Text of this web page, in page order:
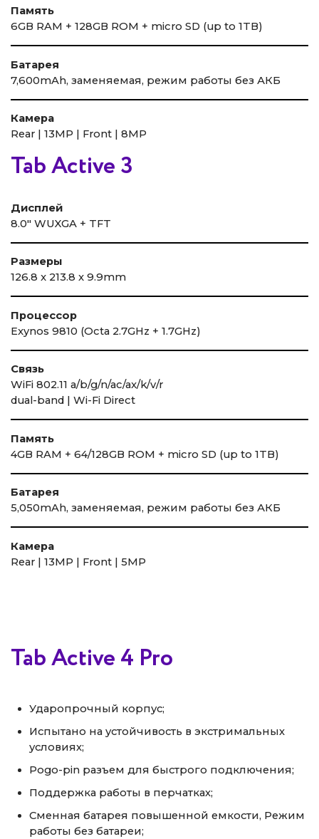
Память
6GB RAM + 128GB ROM + micro SD (up to 1TB)
Батарея
7,600mAh, заменяемая, режим работы без АКБ
Камера
Rear | 13MP | Front | 8MP
Tab Active 3
Дисплей
8.0″ WUXGA + TFT
Размеры
126.8 x 213.8 x 9.9mm
Процессор
Exynos 9810 (Octa 2.7GHz + 1.7GHz)
Связь
WiFi 802.11 a/b/g/n/ac/ax/k/v/r
dual-band | Wi-Fi Direct
Память
4GB RAM + 64/128GB ROM + micro SD (up to 1TB)
Батарея
5,050mAh, заменяемая, режим работы без АКБ
Камера
Rear | 13MP | Front | 5MP
Tab Active 4 Pro
Ударопрочный корпус;
Испытано на устойчивость в экстримальных
условиях;
Pogo-pin разъем для быстрого подключения;
Поддержка работы в перчатках;
Сменная батарея повышенной емкости, Режим
работы без батареи;